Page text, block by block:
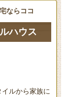
ならココ
ハウス
イルから家族に